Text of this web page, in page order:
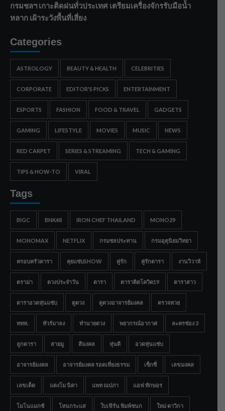
กรมชลฯ เกาะติดฝนทั่วประเทศ เตรียมเครื่องจักรรับมือน้ำ
หลาก เฝ้าระวังพื้นที่เสี่ยง
Categories
ASTROLOGY BEAUTY & HEALTH CELEBRITIES
CORPORATE EDITOR'S PICKS ENTERTAINMENT
ESPORTS FASHION FOOD & TRAVEL GADGETS
GAMING LIFESTYLE MOVIES MUSIC NEWS
RED CARPET SERIES & STREAMING TECH & GAMING
TIPS & HOW-TO VIRAL
Tags
BIGC BNK48 IRON CHEF THAILAND MONO29
MONOMAX NETFLIX กรมชลประทาน กรมอุตุนิยมวิทยา
ครอบครัวดารา คุยแซ่บSHOW คู่รัก คู่รักดารา งานวิวาห์
ดราม่า ดวงประจำวัน ดารา ดาราติดโควิด19 ดาราสาว
ดาราอวดหุ่นแซ่บ ดูดวง ดูดวงอาจารย์มงคล ตรวจหวย
ททท. ทัวร์มาลง ทำนายดวง พยากรณ์อากาศ ละครช่อง 3
ลูกดารา สายมู สีมงคล หุ่นดี อวดหุ่นแซ่บ
อาจารย์มงคล อาจารย์มงคล รอดเที่ยงธรรม เซ็กซี่ เลขมงคล
เลขเด็ด แตงโม นิดา แพท ณปภา แอฟ ทักษอร
โมโนแมกซ์ โหนกระแส ใบเฟิร์น พิมพ์ชนก ใหม่ ดาวิกา